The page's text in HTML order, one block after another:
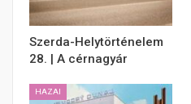
Szerda-Helytörténelem
28. | A cérnagyár
HAZAI